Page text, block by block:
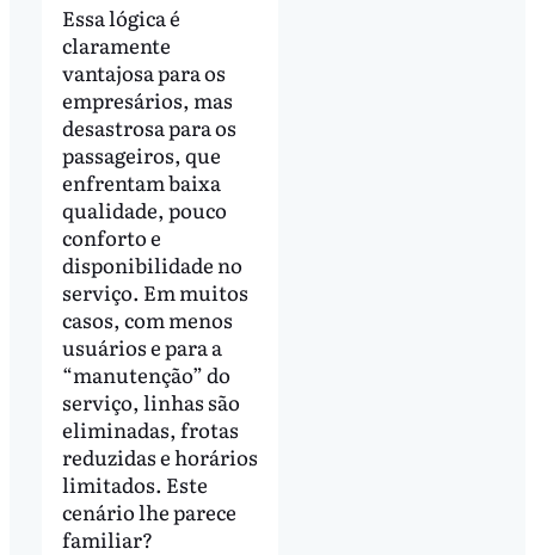
Essa lógica é
claramente
vantajosa para os
empresários, mas
desastrosa para os
passageiros, que
enfrentam baixa
qualidade, pouco
conforto e
disponibilidade no
serviço. Em muitos
casos, com menos
usuários e para a
“manutenção” do
serviço, linhas são
eliminadas, frotas
reduzidas e horários
limitados. Este
cenário lhe parece
familiar?